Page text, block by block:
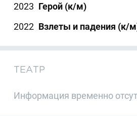
2023 Герой (к/м)
2022 Взлеты и падения (к/
ТЕАТР
Информация временно